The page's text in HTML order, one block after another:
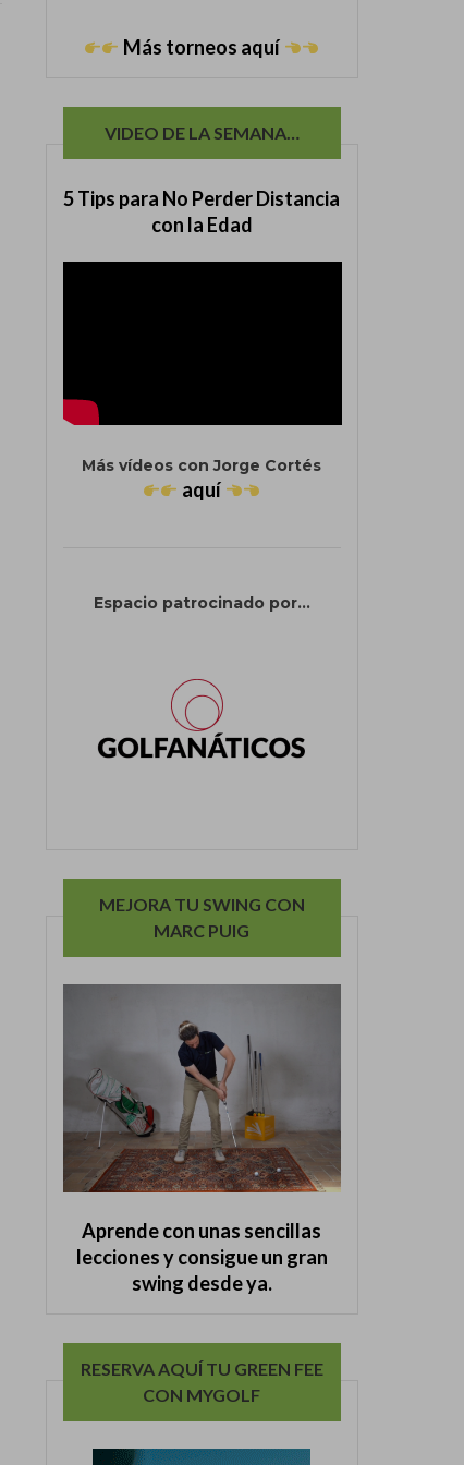
Más torneos aquí
VIDEO DE LA SEMANA…
5 Tips para No Perder Distancia
con la Edad
Más vídeos con Jorge Cortés
aquí
Espacio patrocinado por...
MEJORA TU SWING CON
MARC PUIG
Aprende con unas sencillas
lecciones y consigue un gran
swing desde ya.
RESERVA AQUÍ TU GREEN FEE
CON MYGOLF